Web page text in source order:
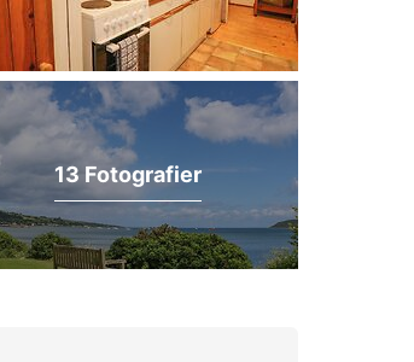
13 Fotografier